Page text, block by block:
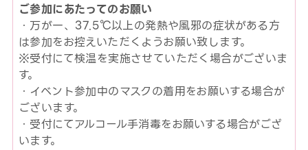
ご参加にあたってのお願い
・万が一、37.5℃以上の発熱や風邪の症状がある方
は参加をお控えいただくようお願い致します。
※受付にて検温を実施させていただく場合がございま
す。
・イベント参加中のマスクの着用をお願いする場合が
ございます。
・受付にてアルコール手消毒をお願いする場合がござ
います。